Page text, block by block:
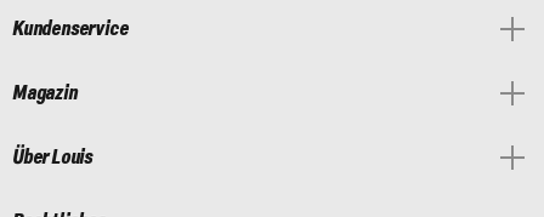
Kundenservice
Magazin
Über Louis